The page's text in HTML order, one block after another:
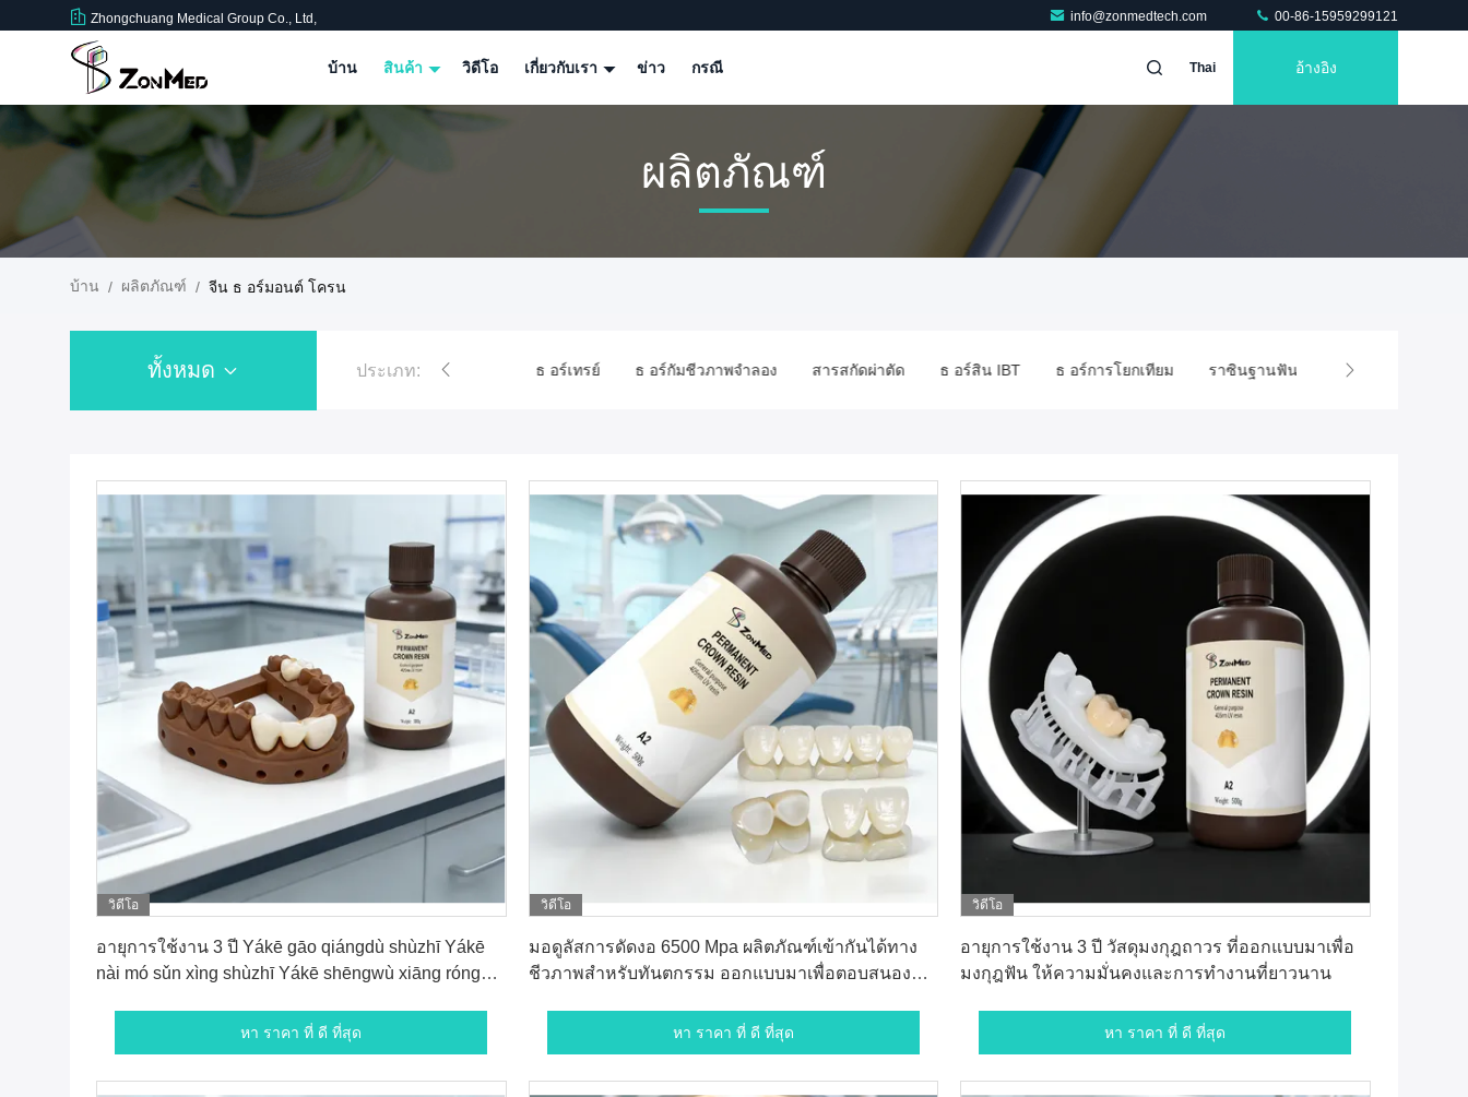
Zhongchuang Medical Group Co., Ltd, info@zonmedtech.com 00-86-15959299121
บ้าน สินค้า วิดีโอ เกี่ยวกับเรา ข่าว กรณี Thai อ้างอิง
ผลิตภัณฑ์
บ้าน / ผลิตภัณฑ์ / จีน ธ อร์มอนต์ โครน
ทั้งหมด ประเภท:
อุณหภูมิ C&B เรซิน ธ อร์ฐานเคลื่อนไหวปากเต็ม ผงทดลอง ธ อร์เทรย์ ธ อร์กัมชีวภาพจําลอง สารสกัดผ่าตัด ธ อร์สิน IBT ธ อร์การโยกเทียม ราซินฐานฟันเทียมที่มองไม่เห็น ((ฟันเ
วิดีโอ
อายุการใช้งาน 3 ปี Yákē gāo qiángdù shùzhī Yákē
nài mó sǔn xìng shùzhī Yákē shēngwù xiāng róng
แรงของฟัน ธ อร์ฝั่ง D 92หา ราคา ที่ ดี ที่สุด
วิดีโอ
มอดูลัสการดัดงอ 6500 Mpa ผลิตภัณฑ์เข้ากันได้ทาง
ชีวภาพสำหรับทันตกรรม ออกแบบมาเพื่อตอบสนอง
หา ราคา ที่ ดี ที่สุด
วิดีโอ
อายุการใช้งาน 3 ปี วัสดุมงกุฎถาวร ที่ออกแบบมาเพื่อ
มงกุฎฟัน ให้ความมั่นคงและการทํางานที่ยาวนาน
หา ราคา ที่ ดี ที่สุด